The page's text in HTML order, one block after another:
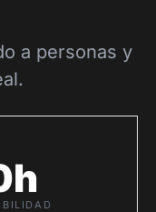
a personas y